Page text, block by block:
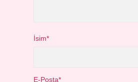
İsim*
E-Posta*